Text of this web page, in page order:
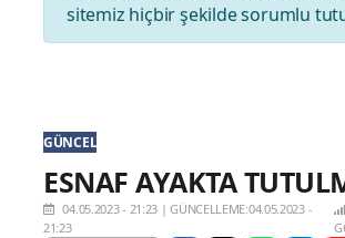
sitemiz hiçbir şekilde sorumlu
GÜNCEL
ESNAF AYAKTA
04.05.2023 - 21:23 |GÜNCELLEME:04.05.2023 -
21:23